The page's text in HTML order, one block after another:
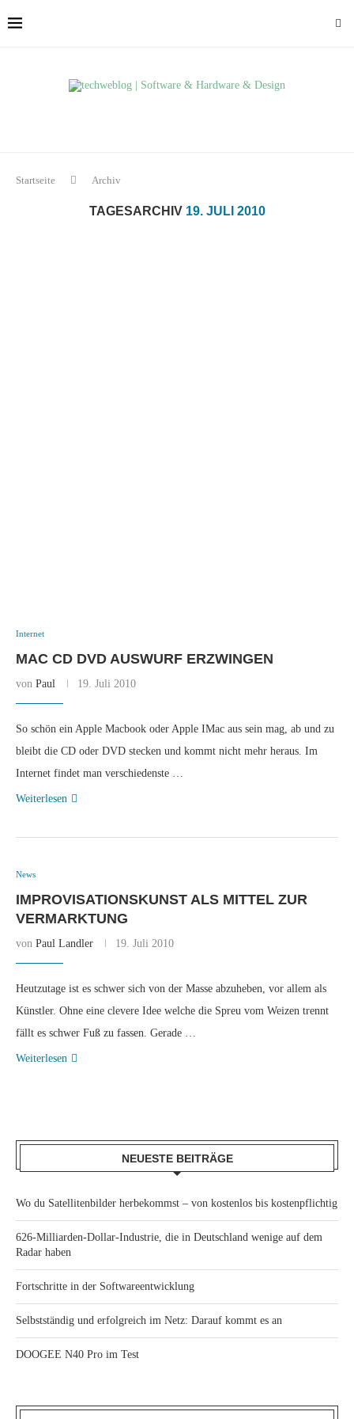
Startseite Archiv
TAGESARCHIV 19. JULI 2010
Internet
MAC CD DVD AUSWURF ERZWINGEN
von Paul 19. Juli 2010
So schön ein Apple Macbook oder Apple IMac aus sein mag, ab und zu
bleibt die CD oder DVD stecken und kommt nicht mehr heraus. Im
Internet findet man verschiedenste …
Weiterlesen
News
IMPROVISATIONSKUNST ALS MITTEL ZUR
VERMARKTUNG
von Paul Landler 19. Juli 2010
Heutzutage ist es schwer sich von der Masse abzuheben, vor allem als
Künstler. Ohne eine clevere Idee welche die Spreu vom Weizen trennt
fällt es schwer Fuß zu fassen. Gerade …
Weiterlesen
NEUESTE BEITRÄGE
Wo du Satellitenbilder herbekommst – von kostenlos bis kostenpflichtig
626-Milliarden-Dollar-Industrie, die in Deutschland wenige auf dem
Radar haben
Fortschritte in der Softwareentwicklung
Selbstständig und erfolgreich im Netz: Darauf kommt es an
DOOGEE N40 Pro im Test